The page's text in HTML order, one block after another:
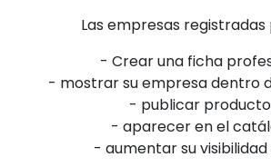
Las empresas registradas
- Crear una ficha
- mostrar su empresa dentro
- publicar
- aparecer en el
- aumentar su